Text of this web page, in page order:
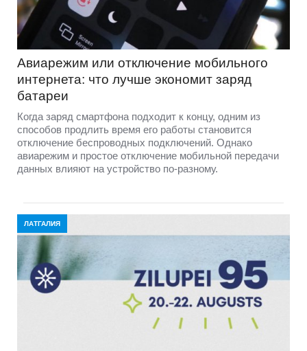
Авиарежим или отключение мобильного
интернета: что лучше экономит заряд
батареи
Когда заряд смартфона подходит к концу, одним из
способов продлить время его работы становится
отключение беспроводных подключений. Однако
авиарежим и простое отключение мобильной передачи
данных влияют на устройство по-разному.
ЛАТГАЛИЯ